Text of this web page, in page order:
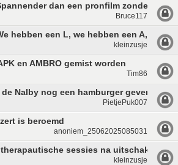
dan een pronfilm zonder sex
Bruce117
hebben een L, we hebben een A,
kleinzusje
en AMBRO gemist worden
Tim86
de Nalby nog een hamburger geven
PietjePuk007
is beroemd
anoniem_25062025085031
therapautische sessies na uitschakeling
kleinzusje